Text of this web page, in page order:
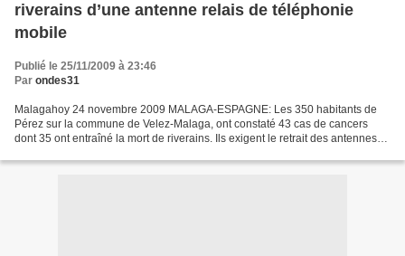
riverains d’une antenne relais de téléphonie
mobile
Publié le 25/11/2009 à 23:46
Par ondes31
Malagahoy 24 novembre 2009 MALAGA-ESPAGNE: Les 350 habitants de
Pérez sur la commune de Velez-Malaga, ont constaté 43 cas de cancers
dont 35 ont entraîné la mort de riverains. Ils exigent le retrait des antennes